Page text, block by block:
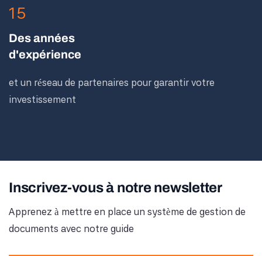
15
Des années
d'expérience
et un réseau de partenaires pour garantir votre
investissement
Inscrivez-vous à notre newsletter
Apprenez à mettre en place un système de gestion de
documents avec notre guide